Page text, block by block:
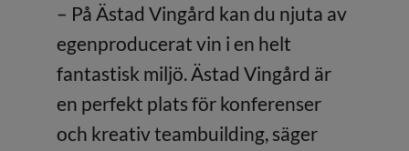
– På Ästad Vingård kan du njuta av
egenproducerat vin i en helt
fantastisk miljö. Ästad Vingård är
en perfekt plats för konferenser
och kreativ teambuilding, säger